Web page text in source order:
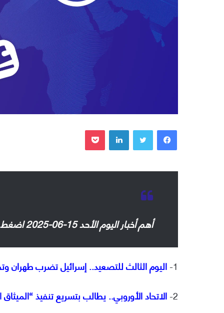
فيسبوك
أهم أخبار اليوم الأحد 15-06-2025 اضغط على روابط العناوين للإطلاع:
1- اليوم الثالث للتصعيد.. إسرائيل تضرب طهران
2- الاتحاد الأوروبي.. يطالب بتسريع تنفيذ “الميثاق